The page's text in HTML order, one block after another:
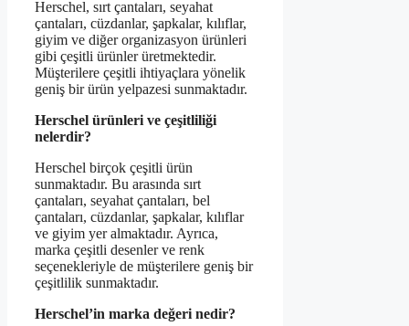
Herschel, sırt çantaları, seyahat
çantaları, cüzdanlar, şapkalar, kılıflar,
giyim ve diğer organizasyon ürünleri
gibi çeşitli ürünler üretmektedir.
Müşterilere çeşitli ihtiyaçlara yönelik
geniş bir ürün yelpazesi sunmaktadır.
Herschel ürünleri ve çeşitliliği
nelerdir?
Herschel birçok çeşitli ürün
sunmaktadır. Bu arasında sırt
çantaları, seyahat çantaları, bel
çantaları, cüzdanlar, şapkalar, kılıflar
ve giyim yer almaktadır. Ayrıca,
marka çeşitli desenler ve renk
seçenekleriyle de müşterilere geniş bir
çeşitlilik sunmaktadır.
Herschel’in marka değeri nedir?